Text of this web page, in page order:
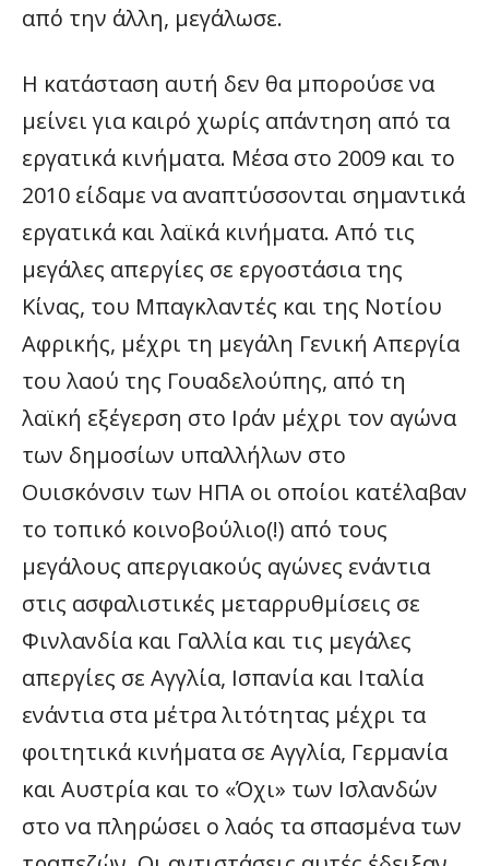
από την άλλη, μεγάλωσε.
Η κατάσταση αυτή δεν θα μπορούσε να
μείνει για καιρό χωρίς απάντηση από τα
εργατικά κινήματα. Μέσα στο 2009 και το
2010 είδαμε να αναπτύσσονται σημαντικά
εργατικά και λαϊκά κινήματα. Από τις
μεγάλες απεργίες σε εργοστάσια της
Κίνας, του Μπαγκλαντές και της Νοτίου
Αφρικής, μέχρι τη μεγάλη Γενική Απεργία
του λαού της Γουαδελούπης, από τη
λαϊκή εξέγερση στο Ιράν μέχρι τον αγώνα
των δημοσίων υπαλλήλων στο
Ουισκόνσιν των ΗΠΑ οι οποίοι κατέλαβαν
το τοπικό κοινοβούλιο(!) από τους
μεγάλους απεργιακούς αγώνες ενάντια
στις ασφαλιστικές μεταρρυθμίσεις σε
Φινλανδία και Γαλλία και τις μεγάλες
απεργίες σε Αγγλία, Ισπανία και Ιταλία
ενάντια στα μέτρα λιτότητας μέχρι τα
φοιτητικά κινήματα σε Αγγλία, Γερμανία
και Αυστρία και το «Όχι» των Ισλανδών
στο να πληρώσει ο λαός τα σπασμένα των